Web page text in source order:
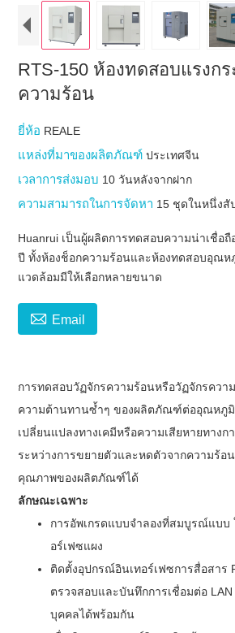
RTS-150 ห้องทดสอบแรงก
ความร้อน
ยี่ห้อ REALE
แหล่งที่มาของผลิตภัณฑ์ประเทศจีน
เวลาการส่งมอบ 10 วันหลังจากฝาก
ความสามารถในการจัดหา 15 ชุดในหนึ่งสั
Huanrui เป็นผู้ผลิตการทดสอบความน่าเชื่อ
ปี ทั้งห้องช็อกความร้อนและห้องทดสอบอุณห
แวดล้อมมีให้เลือกหลายขนาด
 Email
การทดสอบวัฏจักรความร้อนหรือวัฏจักรควา
ความต้านทานซ้ำๆ ของผลิตภัณฑ์ต่ออุณหภูมิ
เปลี่ยนแปลงทางเคมีหรือความเสียหายทาง
ระหว่างการขยายตัวและหดตัวจากความร้อ
คุณภาพของผลิตภัณฑ์ได้
ลักษณะเฉพาะ
การอัพเกรดแบบจำลองที่สมบูรณ์แบบ
อร์เฟซแผง
ติดตั้งอุปกรณ์อินเทอร์เฟซการสื่อสาร
ตรวจสอบและบันทึกการเชื่อมต่อ
บุคคลได้พร้อมกัน